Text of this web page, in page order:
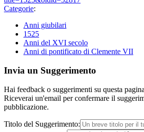
Categorie:
Anni giubilari
1525
Anni del XVI secolo
Anni di pontificato di Clemente VII
Invia un Suggerimento
Hai feedback o suggerimenti su questa
Riceverai un'email per confermare il
pubblicazione.
Titolo del Suggerimento: